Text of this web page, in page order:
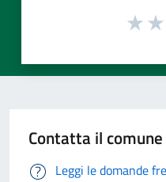
Contatta il comune
Leggi le domande